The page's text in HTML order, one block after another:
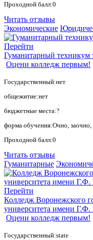
Проходной балл:0
Читать отзывы
Экономические
Перейти
Гуманитарный техникум
Оцени колледж первым!
Государственный:нет
общежитие:нет
бюджетные места:?
форма обучения:Очно, заочно,
Проходной балл:0
Читать отзывы
Гуманитарные
Перейти
Колледж Воронежского
университета имени Г.Ф.
Оцени колледж первым!
Государственный:state